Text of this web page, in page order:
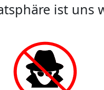
ist uns